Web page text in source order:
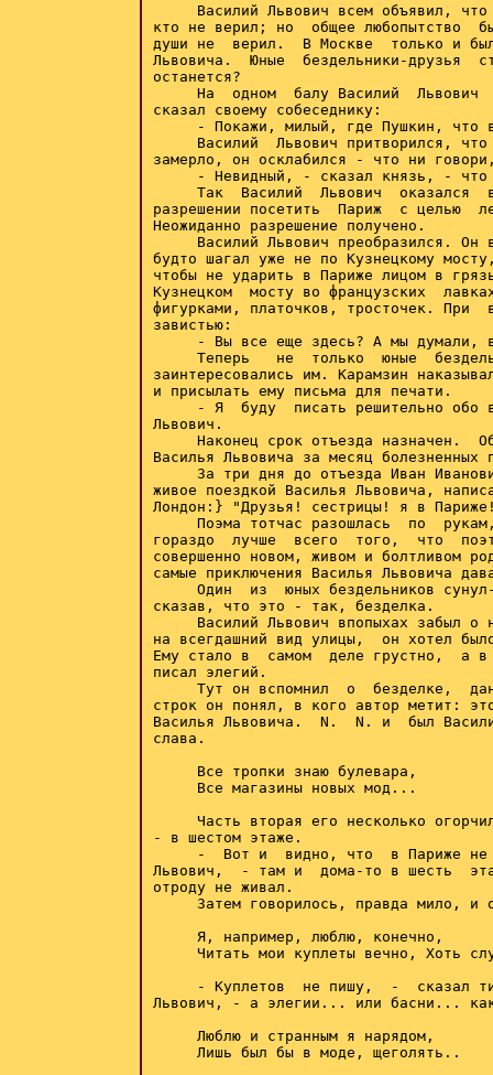
Василий Львович всем объявил,
кто не верил; но  общее любопытство
души не  верил.  В Москве  только и
Львовича.  Юные  бездельники-друзья
останется?
На  одном  балу Василий  Львович
сказал своему собеседнику:
- Покажи, милый, где Пушкин, что
Василий  Львович притворился,
замерло, он осклабился - что ни
- Невидный, - сказал князь, - что
Так  Василий  Львович  оказался
разрешении посетить  Париж  с целью
Неожиданно разрешение получено.
Василий Львович преобразился. Он
будто шагал уже не по Кузнецкому
чтобы не ударить в Париже лицом в
Кузнецком  мосту во французских
фигурками, платочков, тросточек. При
завистью:
- Вы все еще здесь? А мы думали,
Теперь   не  только  юные
заинтересовались им. Карамзин
и присылать ему письма для печати.
- Я  буду  писать решительно обо
Львович.
Наконец срок отъезда назначен.
Василья Львовича за месяц болезненных
За три дня до отъезда Иван
живое поездкой Василья Львовича,
Лондон:} "Друзья! сестрицы! я в
Поэма тотчас разошлась  по
гораздо  лучше  всего  того,  что
совершенно новом, живом и болтливом
самые приключения Василья Львовича
Один  из  юных бездельников
сказав, что это - так, безделка.
Василий Львович впопыхах забыл о
на всегдашний вид улицы,  он хотел
Ему стало в  самом  деле грустно,  а в
писал элегий.
Тут он вспомнил  о  безделке,
строк он понял, в кого автор метит:
Василья Львовича.  N.  N. и  был
слава.
     Все тропки знаю булевара,
     Все магазины новых мод...
Часть вторая его несколько
- в шестом этаже.
-  Вот и  видно, что  в Париже
Львович,  - там и  дома-то в шесть
отроду не живал.
Затем говорилось, правда мило, и
     Я, например, люблю, конечно,
Читать мои куплеты вечно, Хоть
- Куплетов  не пишу,  -  сказал
Львович, - а элегии... или басни...
     Люблю и странным я нарядом,
     Лишь был бы в моде, щеголять..